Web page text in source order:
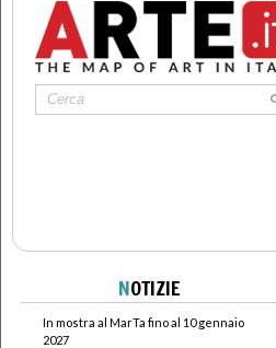
NOTIZIE
In mostra al MarTa fino al 10 gennaio
2027